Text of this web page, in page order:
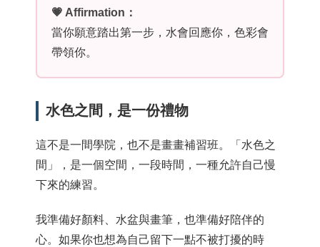
💗 Affirmation：
當你願意踏出第一步，水會回應你，色彩會
帶領你。
水色之間，是一份禮物
這不是一間學院，也不是畫畫補習班。「水色之
間」，是一個空間，一段時間，一種允許自己慢
下來的練習。
我準備好顏料、水盆與畫筆，也準備好陪伴的
心。如果你也想為自己留下一點不被打擾的時